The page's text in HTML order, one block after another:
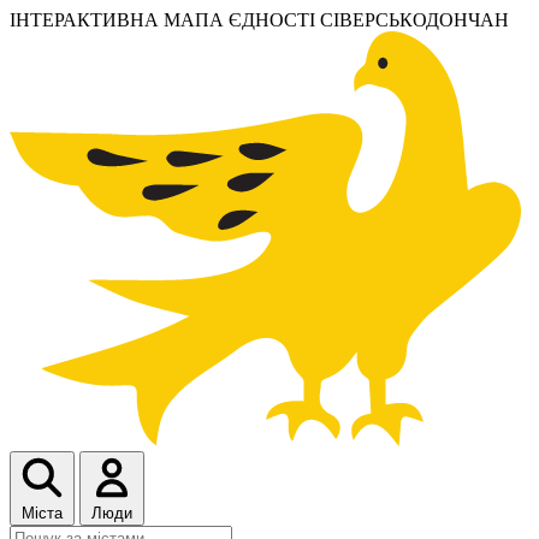
ІНТЕРАКТИВНА МАПА ЄДНОСТІ СІВЕРСЬКОДОНЧАН
Міста Люди